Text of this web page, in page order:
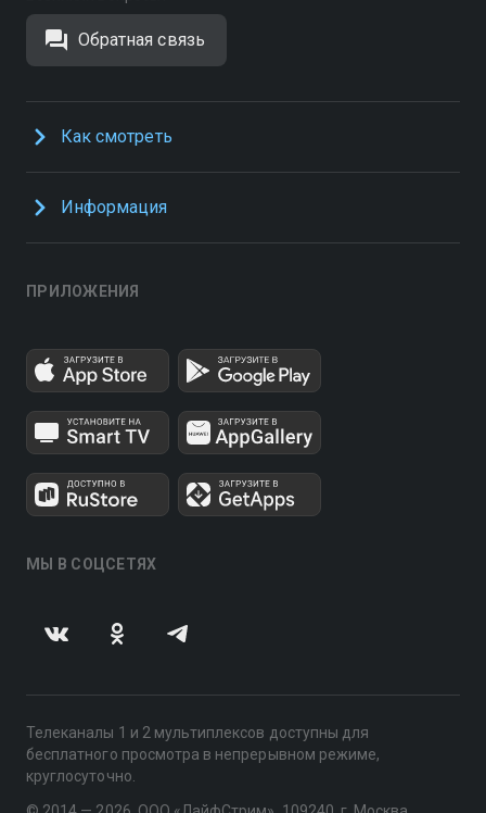
Обратная связь
Как смотреть
Информация
ПРИЛОЖЕНИЯ
МЫ В СОЦСЕТЯХ
Телеканалы 1 и 2 мультиплексов доступны для
бесплатного просмотра в непрерывном режиме,
круглосуточно.